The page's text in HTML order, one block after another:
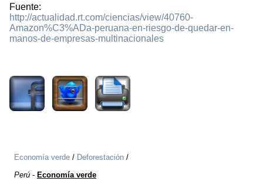
Fuente:
http://actualidad.rt.com/ciencias/view/40760-
Amazon%C3%ADa-peruana-en-riesgo-de-quedar-en-
manos-de-empresas-multinacionales
Economía verde / Deforestación /
Perú - Economía verde